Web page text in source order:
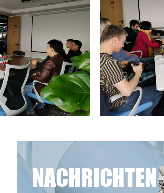
NACHRICHTEN